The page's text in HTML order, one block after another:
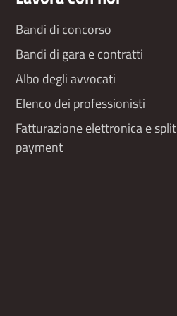
Bandi di concorso
Bandi di gara e contratti
Albo degli avvocati
Elenco dei professionisti
Fatturazione elettronica e split
payment